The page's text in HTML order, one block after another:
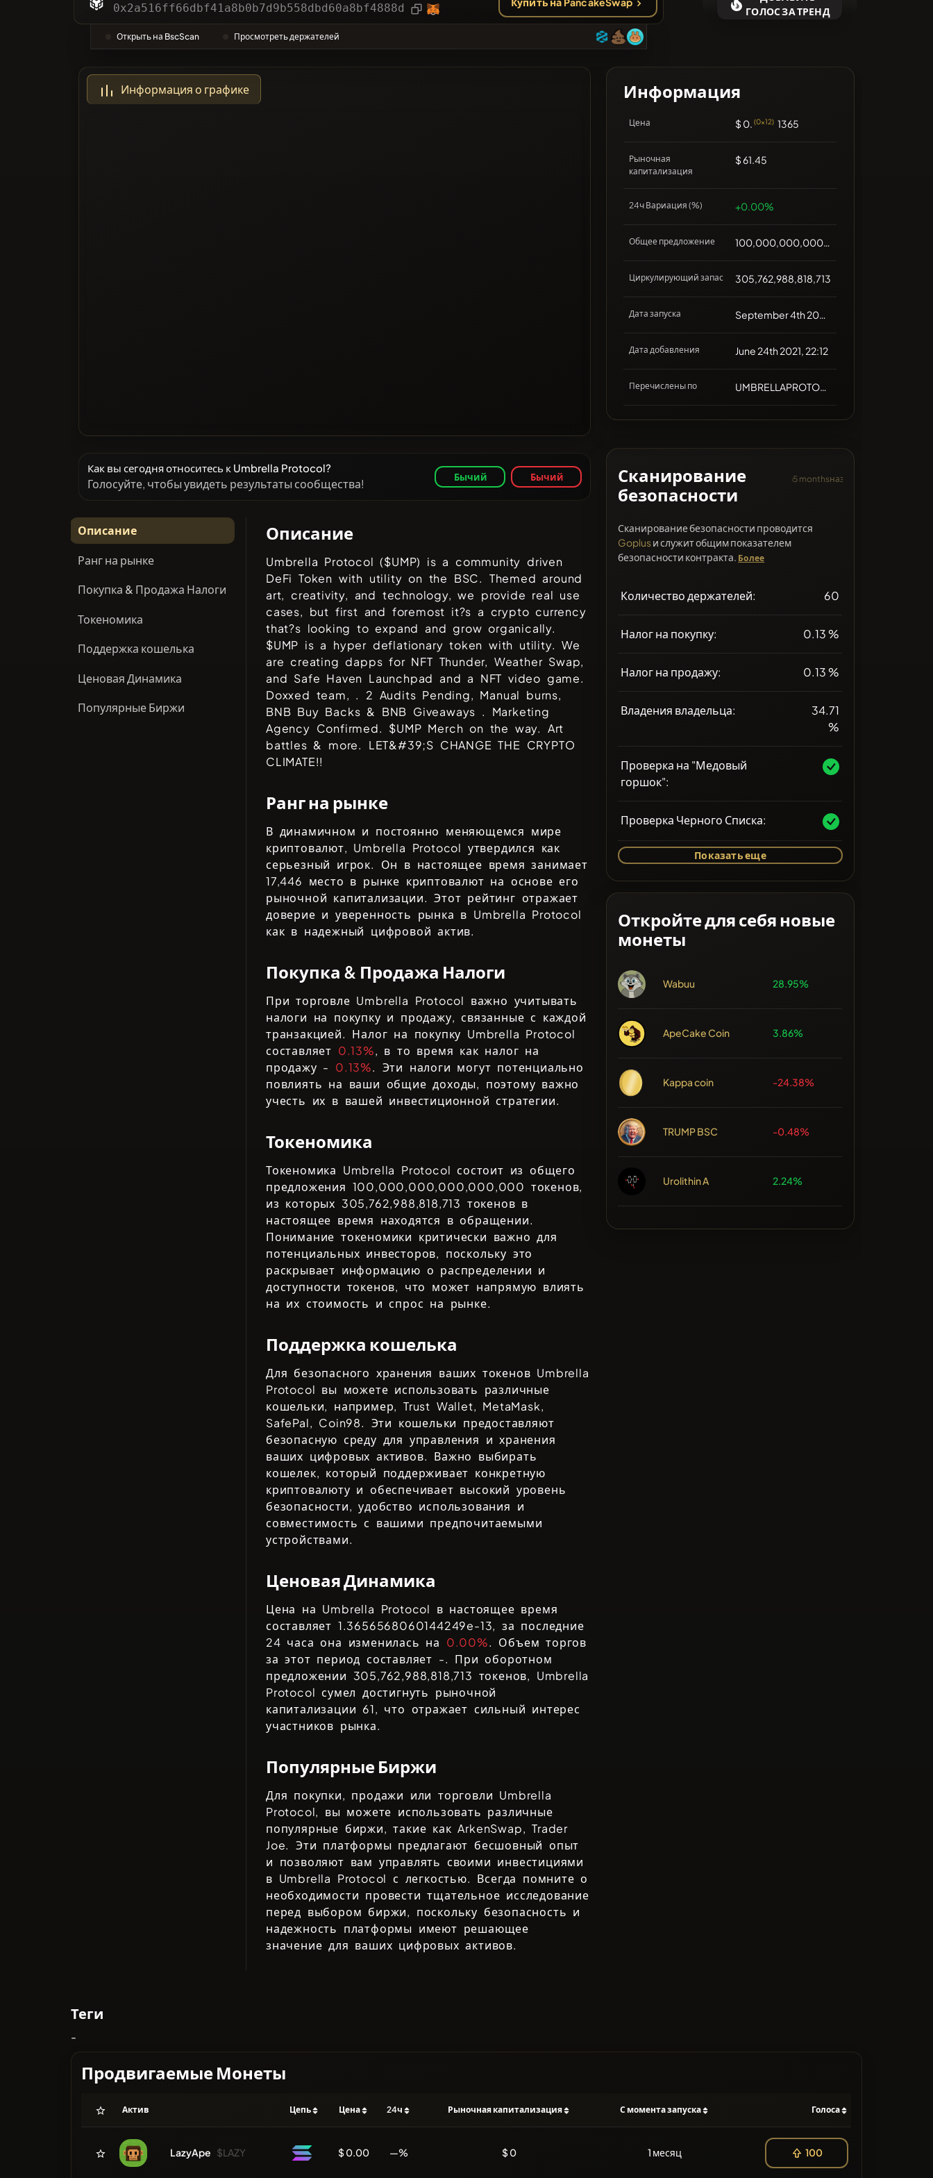
Категории
Наиболее Проголосованные
Статья ❌Нет недавних монет
0x2a516ff66dbf41a8b0b7d9b558dbd60a8bf4888d
Открыть на BscScan Просмотреть держателей
ГОЛОС ЗА ТРЕНД
Информация о графике
Как вы сегодня относитесь к Umbrella Protocol?
Голосуйте, чтобы увидеть результаты сообщества! Бычий Бычий
Описание
Ранг на рынке
Покупка & Продажа Налоги
Токеномика
Поддержка кошелька
Ценовая Динамика
Популярные Биржи
Описание
Umbrella Protocol ($UMP) is a community driven
DeFi Token with utility on the BSC. Themed around
art, creativity, and technology, we provide real use
cases, but first and foremost it?s a crypto currency
that?s looking to expand and grow organically.
$UMP is a hyper deflationary token with utility. We
are creating dapps for NFT Thunder, Weather Swap,
and Safe Haven Launchpad and a NFT video game.
Doxxed team, . 2 Audits Pending, Manual burns,
BNB Buy Backs & BNB Giveaways . Marketing
Agency Confirmed. $UMP Merch on the way. Art
battles & more. LET&#39;S CHANGE THE CRYPTO
CLIMATE!!
Ранг на рынке
В динамичном и постоянно меняющемся мире
криптовалют, Umbrella Protocol утвердился как
серьезный игрок. Он в настоящее время занимает
17,446 место в рынке криптовалют на основе его
рыночной капитализации. Этот рейтинг отражает
доверие и уверенность рынка в Umbrella Protocol
как в надежный цифровой актив.
Покупка & Продажа Налоги
При торговле Umbrella Protocol важно учитывать
налоги на покупку и продажу, связанные с каждой
транзакцией. Налог на покупку Umbrella Protocol
составляет 0.13%, в то время как налог на
продажу - 0.13%. Эти налоги могут потенциально
повлиять на ваши общие доходы, поэтому важно
учесть их в вашей инвестиционной стратегии.
Токеномика
Токеномика Umbrella Protocol состоит из общего
предложения 100,000,000,000,000,000 токенов,
из которых 305,762,988,818,713 токенов в
настоящее время находятся в обращении.
Понимание токеномики критически важно для
потенциальных инвесторов, поскольку это
раскрывает информацию о распределении и
доступности токенов, что может напрямую влиять
на их стоимость и спрос на рынке.
Поддержка кошелька
Для безопасного хранения ваших токенов Umbrella
Protocol вы можете использовать различные
кошельки, например,Trust Wallet, MetaMask,
SafePal, Coin98. Эти кошельки предоставляют
безопасную среду для управления и хранения
ваших цифровых активов. Важно выбирать
кошелек, который поддерживает конкретную
криптовалюту и обеспечивает высокий уровень
безопасности, удобство использования и
совместимость с вашими предпочитаемыми
устройствами.
Ценовая Динамика
Цена на Umbrella Protocol в настоящее время
составляет 1.3656568060144249e-13, за последние
24 часа она изменилась на 0.00%. Объем торгов
за этот период составляет -. При оборотном
предложении 305,762,988,818,713 токенов, Umbrella
Protocol сумел достигнуть рыночной
капитализации 61, что отражает сильный интерес
участников рынка.
Популярные Биржи
Для покупки, продажи или торговли Umbrella
Protocol, вы можете использовать различные
популярные биржи, такие какArkenSwap, Trader
Joe. Эти платформы предлагают бесшовный опыт
и позволяют вам управлять своими инвестициями
в Umbrella Protocol с легкостью. Всегда помните о
необходимости провести тщательное исследование
перед выбором биржи, поскольку безопасность и
надежность платформы имеют решающее
значение для ваших цифровых активов.
Информация
Цена $ 0. (0x12) 1365
Рыночная
капитализация
$ 61.45
24ч Вариация (%) +0.00%
Общее предложение 100,000,000,000,000,000
Циркулирующий запас 305,762,988,818,713
Дата запуска September 4th 2021, 00:00
Дата добавления June 24th 2021, 22:12
Перечислены по UMBRELLAPROTOCOL
Сканирование
безопасности
5 monthsназад
Сканирование безопасности проводится
Goplusи служит общим показателем
безопасности контракта. Более
Количество держателей: 60
Налог на покупку: 0.13 %
Налог на продажу: 0.13 %
Владения владельца:
34.71
%
Проверка на "Медовый
горшок":
Проверка Черного Списка:
Показать еще
Откройте для себя новые
монеты
Wabuu 28.95%
ApeCake Coin 3.86%
Kappa coin -24.38%
TRUMP BSC -0.48%
Urolithin A 2.24%
Теги
-
Продвигаемые Монеты
Актив Цепь Цена 24ч Рыночная капитализация С момента запуска Голоса
LazyApe $LAZY $ 0.00 —% $ 0 1 месяц 100